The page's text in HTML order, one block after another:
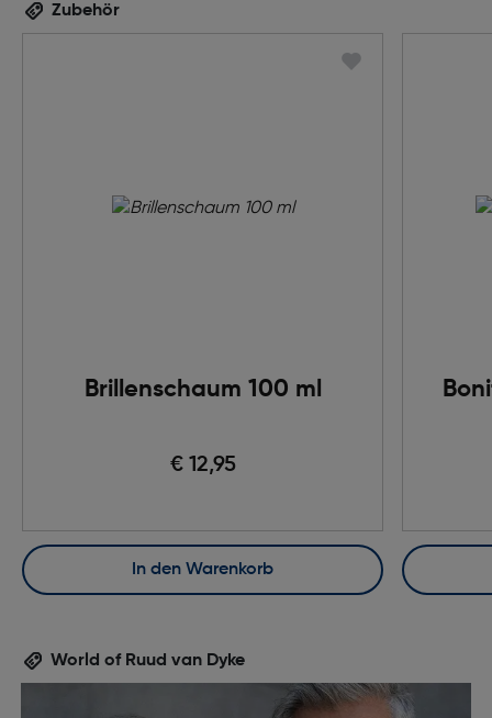
Zubehör
Brillenschaum 100 ml
€ 12,95
In den Warenkorb
World of Ruud van Dyke